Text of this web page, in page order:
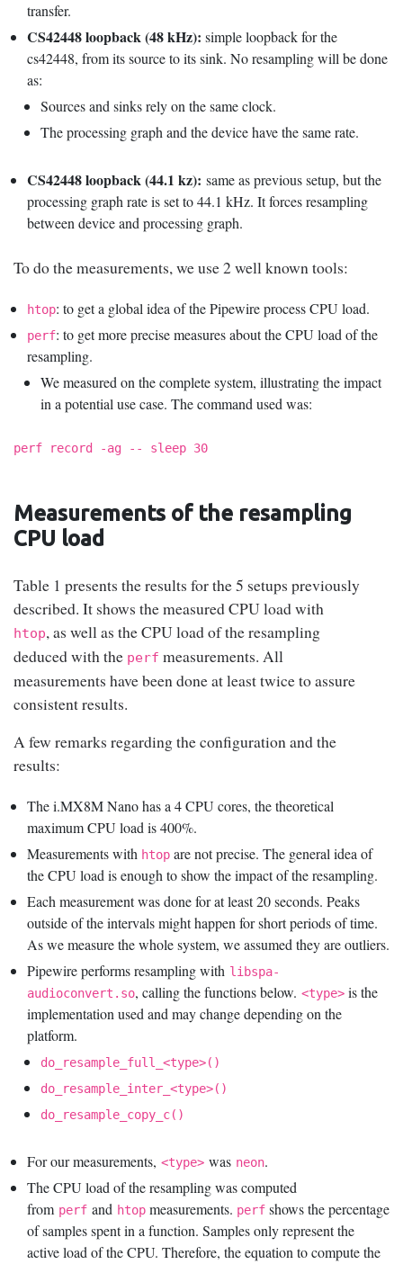
transfer.
CS42448 loopback (48 kHz): simple loopback for the
cs42448, from its source to its sink. No resampling will be done
as:
Sources and sinks rely on the same clock.
The processing graph and the device have the same rate.
CS42448 loopback (44.1 kz): same as previous setup, but the
processing graph rate is set to 44.1 kHz. It forces resampling
between device and processing graph.
To do the measurements, we use 2 well known tools:
htop: to get a global idea of the Pipewire process CPU load.
perf: to get more precise measures about the CPU load of the
resampling.
We measured on the complete system, illustrating the impact
in a potential use case. The command used was:
perf record -ag -- sleep 30
Measurements of the resampling
CPU load
Table 1 presents the results for the 5 setups previously
described. It shows the measured CPU load with
htop, as well as the CPU load of the resampling
deduced with the perf measurements. All
measurements have been done at least twice to assure
consistent results.
A few remarks regarding the configuration and the
results:
The i.MX8M Nano has a 4 CPU cores, the theoretical
maximum CPU load is 400%.
Measurements with htop are not precise. The general idea of
the CPU load is enough to show the impact of the resampling.
Each measurement was done for at least 20 seconds. Peaks
outside of the intervals might happen for short periods of time.
As we measure the whole system, we assumed they are outliers.
Pipewire performs resampling with libspa-
audioconvert.so, calling the functions below. <type> is the
implementation used and may change depending on the
platform.
do_resample_full_<type>()
do_resample_inter_<type>()
do_resample_copy_c()
For our measurements, <type> was neon.
The CPU load of the resampling was computed
from perf and htop measurements. perf shows the percentage
of samples spent in a function. Samples only represent the
active load of the CPU. Therefore, the equation to compute the